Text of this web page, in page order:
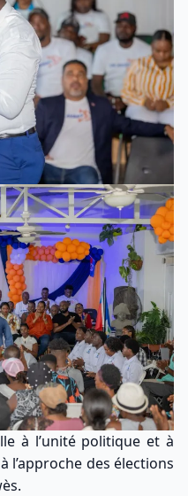
à l’unité politique et à
l’approche des élections
.